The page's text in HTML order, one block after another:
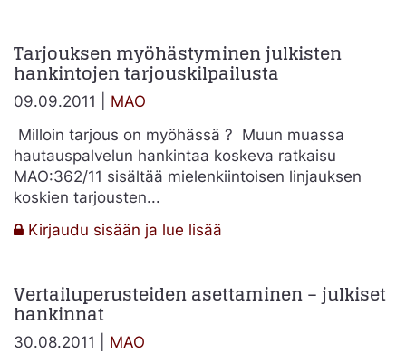
–
referenssivaatimus
Tarjouksen myöhästyminen julkisten
hankintojen tarjouskilpailusta
09.09.2011 | MAO
Milloin tarjous on myöhässä ? Muun muassa
hautauspalvelun hankintaa koskeva ratkaisu
MAO:362/11 sisältää mielenkiintoisen linjauksen
koskien tarjousten...
Kirjaudu sisään ja lue lisää
julkisten
Vertailuperusteiden asettaminen – julkiset
hankinnat
30.08.2011 | MAO